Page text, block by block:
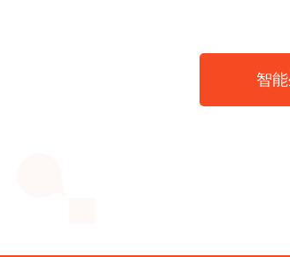
智